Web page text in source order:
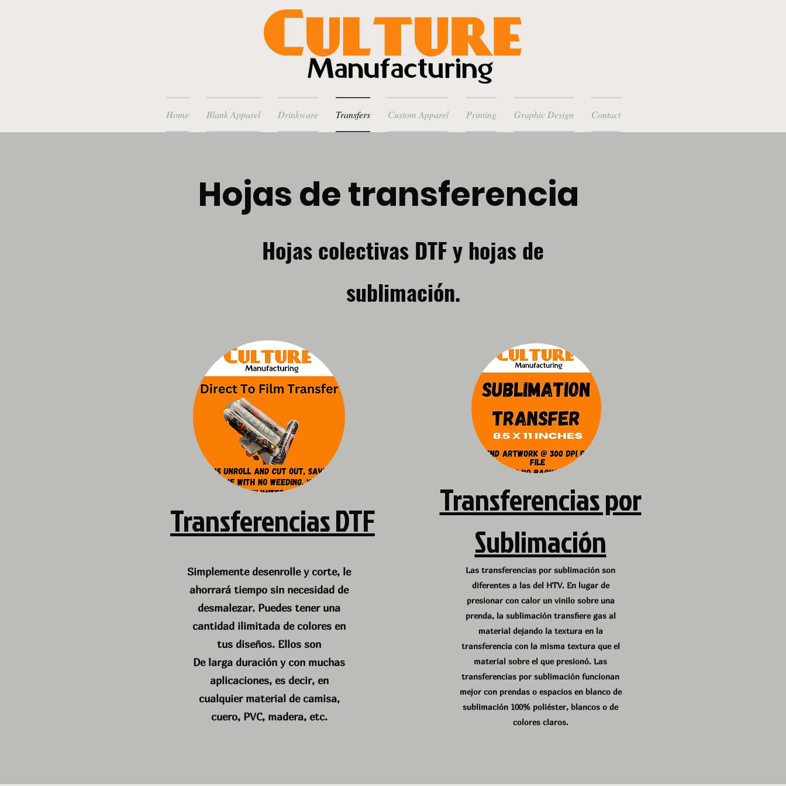
Home Blank Apparel Drinkware Transfers Custom Apparel Printing Graphic Design Contact
Hojas de transferencia
Hojas colectivas DTF y hojas de
sublimación.
Transferencias DTF
Simplemente desenrolle y corte, le
ahorrará tiempo sin necesidad de
desmalezar. Puedes tener una
cantidad ilimitada de colores en
tus diseños. Ellos son
De larga duración y con muchas
aplicaciones, es decir, en
cualquier material de camisa,
cuero, PVC, madera, etc.
Transferencias por
Sublimación
Las transferencias por sublimación son
diferentes a las del HTV. En lugar de
presionar con calor un vinilo sobre una
prenda, la sublimación transfiere gas al
material dejando la textura en la
transferencia con la misma textura que el
material sobre el que presionó. Las
transferencias por sublimación funcionan
mejor con prendas o espacios en blanco de
sublimación 100% poliéster, blancos o de
colores claros.